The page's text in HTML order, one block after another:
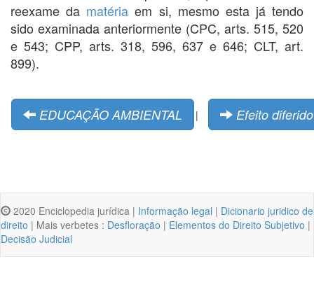
reexame da matéria em si, mesmo esta já tendo
sido examinada anteriormente (CPC, arts. 515, 520
e 543; CPP, arts. 318, 596, 637 e 646; CLT, art.
899).
EDUCAÇÃO AMBIENTAL | Efeito
2020 Enciclopedia jurídica | Informação legal | Dicionario juridico de
direito | Mais verbetes : Desfloração | Elementos do Direito Subjetivo |
Decisão Judicial